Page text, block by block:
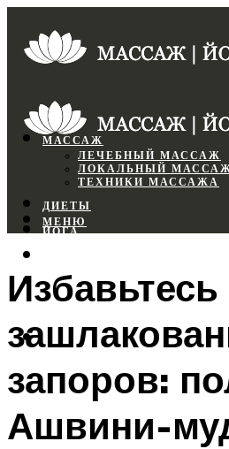
МАССАЖ
ЛЕЧЕБНЫЙ МАССАЖ
ЛОКАЛЬНЫЙ
ТЕХНИКИ МАССАЖА
ДИЕТЫ
ЙОГА
ФИТНЕС
МЕНЮ
МЕНЮ
Избавьтесь
запоров:
Ашвини-